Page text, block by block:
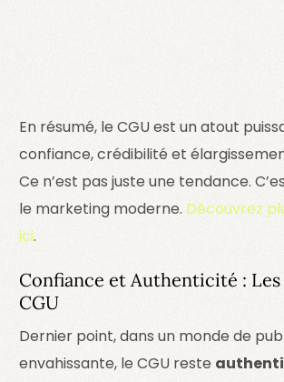
En résumé, le CGU est un atout
confiance, crédibilité et
Ce n’est pas juste une tendance.
le marketing moderne. Découvrez
ici.
Confiance et Authenticité :
CGU
Dernier point, dans un monde de
envahissante, le CGU reste